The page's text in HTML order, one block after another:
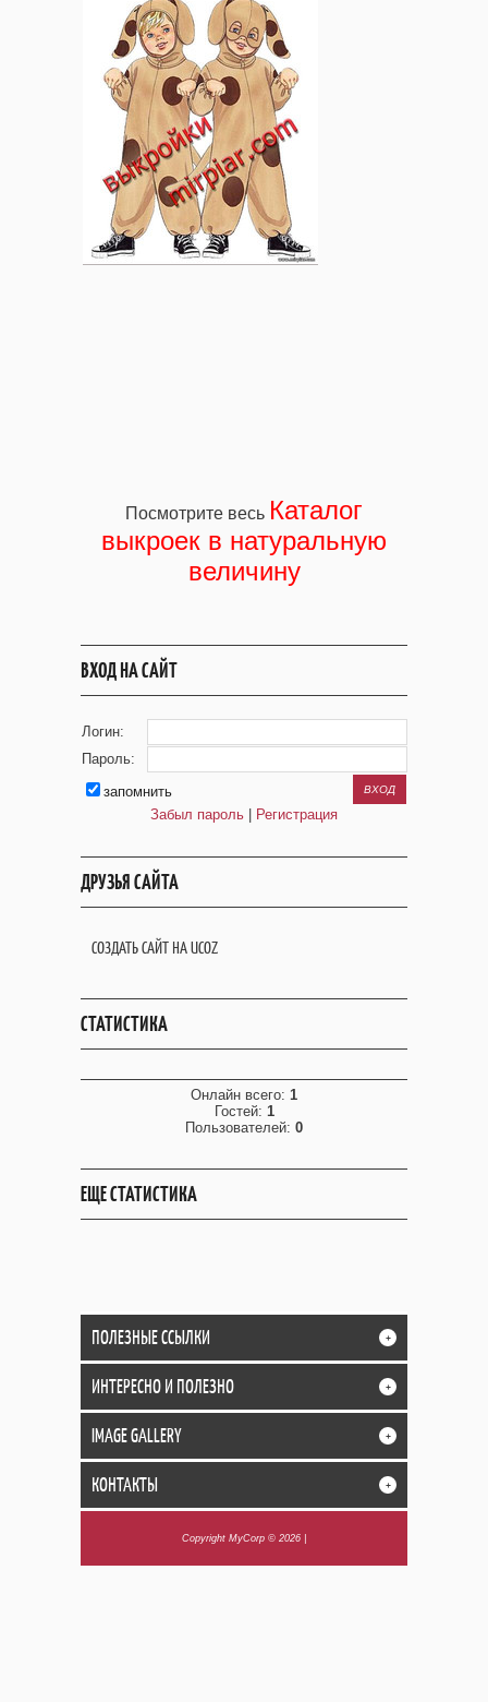
Посмотрите весь Каталог
выкроек в натуральную
величину
ВХОД НА САЙТ
Логин:
Пароль:
запомнить
Забыл пароль
Регистрация
ДРУЗЬЯ САЙТА
СОЗДАТЬ САЙТ НА UCOZ
СТАТИСТИКА
Онлайн всего: 1
Гостей: 1
Пользователей: 0
ЕЩЕ СТАТИСТИКА
ПОЛЕЗНЫЕ ССЫЛКИ +
ИНТЕРЕСНО И ПОЛЕЗНО +
IMAGE GALLERY +
КОНТАКТЫ +
Copyright MyCorp © 2026